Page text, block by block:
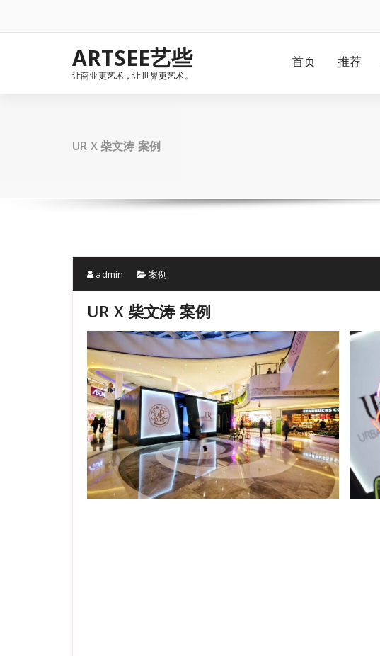
content
ARTSEE艺些
让商业更艺术，让世界更艺术。
首页 推荐
UR X 柴文涛 案例
admin 案例
UR X 柴文涛 案例